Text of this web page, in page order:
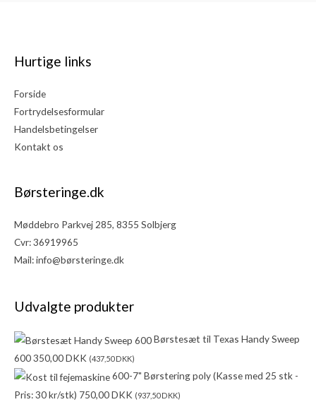
Hurtige links
Forside
Fortrydelsesformular
Handelsbetingelser
Kontakt os
Børsteringe.dk
Møddebro Parkvej 285, 8355 Solbjerg
Cvr: 36919965
Mail:info@børsteringe.dk
Udvalgte produkter
Børstesæt til Texas Handy Sweep
600350,00DKK (437,50DKK)
600-7" Børstering poly (Kasse med 25 stk -
Pris: 30 kr/stk) 750,00DKK (937,50DKK)